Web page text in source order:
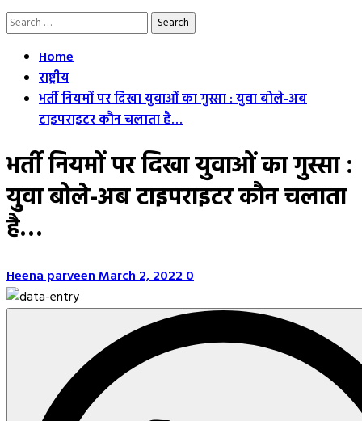
Search
Home
राष्ट्रीय
भर्ती नियमों पर दिखा युवाओं का गुस्सा : युवा बोले-अब
टाइपराइटर कौन चलाता है…
भर्ती नियमों पर दिखा युवाओं का गुस्सा :
युवा बोले-अब टाइपराइटर कौन चलाता
है…
Heena parveenMarch 2, 20220